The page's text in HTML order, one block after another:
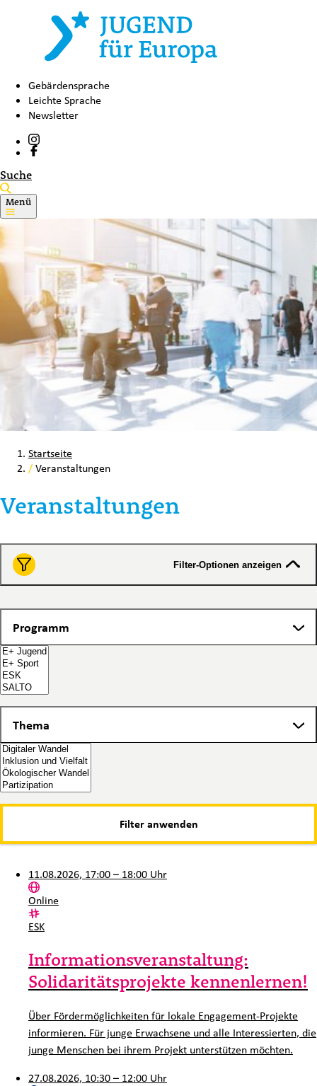
Gebärdensprache
Leichte Sprache
Newsletter
Suche
Menü
Startseite
/Veranstaltungen
Veranstaltungen
Filter-Optionen anzeigen
Programm
Thema
11.08.2026, 17:00 – 18:00 Uhr
Ort:
Online
Kategorie:
ESK
Informationsveranstaltung:
Solidaritätsprojekte kennenlernen!
Über Fördermöglichkeiten für lokale Engagement-Projekte
informieren. Für junge Erwachsene und alle Interessierten, die
junge Menschen bei ihrem Projekt unterstützen möchten.
27.08.2026, 10:30 – 12:00 Uhr